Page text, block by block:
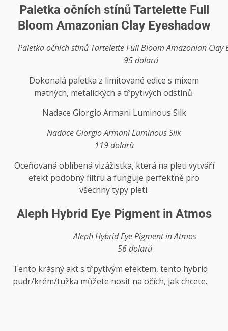
Paletka očních stínů Tartelette Full
Bloom Amazonian Clay Eyeshadow
Paletka očních stínů Tartelette Full Bloom Amazonian Clay
95 dolarů
Dokonalá paletka z limitované edice s mixem
matných, metalických a třpytivých odstínů.
Nadace Giorgio Armani Luminous Silk
Nadace Giorgio Armani Luminous Silk
119 dolarů
Oceňovaná oblíbená vizážistka, která na pleti vytváří
efekt podobný filtru a funguje perfektně pro
všechny typy pleti.
Aleph Hybrid Eye Pigment in Atmos
Aleph Hybrid Eye Pigment in Atmos
56 dolarů
Tento krásný akt s třpytivým efektem, tento hybrid
pudr/krém/tužka můžete nosit na očích, jak chcete.